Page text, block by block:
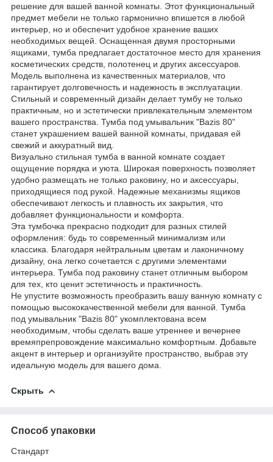
решение для вашей ванной комнаты. Этот функциональный
предмет мебели не только гармонично впишется в любой
интерьер, но и обеспечит удобное хранение ваших
необходимых вещей. Оснащенная двумя просторными
ящиками, тумба предлагает достаточное место для хранения
косметических средств, полотенец и других аксессуаров.
Модель выполнена из качественных материалов, что
гарантирует долговечность и надежность в эксплуатации.
Стильный и современный дизайн делает тумбу не только
практичным, но и эстетически привлекательным элементом
вашего пространства. Тумба под умывальник "Bazis 80"
станет украшением вашей ванной комнаты, придавая ей
свежий и аккуратный вид.
Визуально стильная тумба в ванной комнате создает
ощущение порядка и уюта. Широкая поверхность позволяет
удобно размещать не только раковину, но и аксессуары,
приходящиеся под рукой. Надежные механизмы ящиков
обеспечивают легкость и плавность их закрытия, что
добавляет функциональности и комфорта.
Эта тумбочка прекрасно подходит для разных стилей
оформления: будь то современный минимализм или
классика. Благодаря нейтральным цветам и лаконичному
дизайну, она легко сочетается с другими элементами
интерьера. Тумба под раковину станет отличным выбором
для тех, кто ценит эстетичность и практичность.
Не упустите возможность преобразить вашу ванную комнату с
помощью высококачественной мебели для ванной. Тумба
под умывальник "Bazis 80" укомплектована всем
необходимым, чтобы сделать ваше утреннее и вечернее
времяпрепровождение максимально комфортным. Добавьте
акцент в интерьер и организуйте пространство, выбрав эту
идеальную модель для вашего дома.
Скрыть
Способ упаковки
Стандарт